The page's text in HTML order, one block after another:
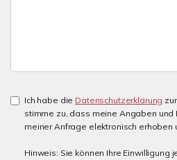
Ich habe die Datenschutzerklärung
stimme zu, dass meine Angaben und
meiner Anfrage elektronisch erhoben
Hinweis: Sie können Ihre Einwilligung